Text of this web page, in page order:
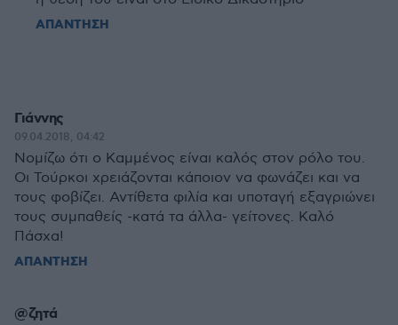
ΑΠΑΝΤΗΣΗ
Γιάννης
09.04.2018, 04:42
Νομίζω ότι ο Καμμένος είναι καλός στον ρόλο του.
Οι Τούρκοι χρειάζονται κάποιον να φωνάζει και να
τους φοβίζει. Αντίθετα φιλία και υποταγή εξαγριώνει
τους συμπαθείς -κατά τα άλλα- γείτονες. Καλό
Πάσχα!
ΑΠΑΝΤΗΣΗ
@ζητά